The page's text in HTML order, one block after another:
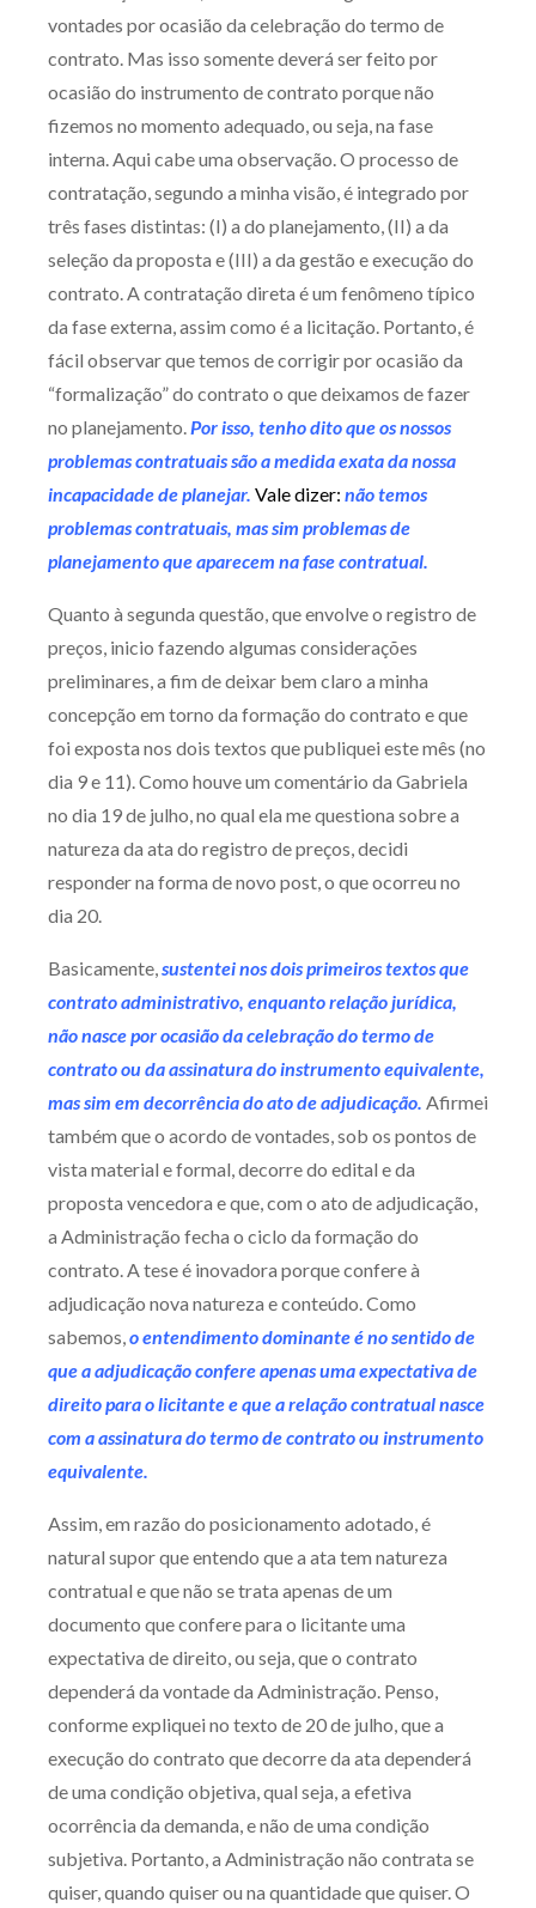
vontades por ocasião da celebração do termo de
contrato. Mas isso somente deverá ser feito por
ocasião do instrumento de contrato porque não
fizemos no momento adequado, ou seja, na fase
interna. Aqui cabe uma observação. O processo de
contratação, segundo a minha visão, é integrado por
três fases distintas: (I) a do planejamento, (II) a da
seleção da proposta e (III) a da gestão e execução do
contrato. A contratação direta é um fenômeno típico
da fase externa, assim como é a licitação. Portanto, é
fácil observar que temos de corrigir por ocasião da
“formalização” do contrato o que deixamos de fazer
no planejamento.Por isso, tenho dito que os nossos
problemas contratuais são a medida exata da nossa
incapacidade de planejar. Vale dizer: não temos
problemas contratuais, mas sim problemas de
planejamento que aparecem na fase contratual.
Quanto à segunda questão, que envolve o registro de
preços, inicio fazendo algumas considerações
preliminares, a fim de deixar bem claro a minha
concepção em torno da formação do contrato e que
foi exposta nos dois textos que publiquei este mês (no
dia 9 e 11). Como houve um comentário da Gabriela
no dia 19 de julho, no qual ela me questiona sobre a
natureza da ata do registro de preços, decidi
responder na forma de novo post, o que ocorreu no
dia 20.
Basicamente,sustentei nos dois primeiros textos que
contrato administrativo, enquanto relação jurídica,
não nasce por ocasião da celebração do termo de
contrato ou da assinatura do instrumento equivalente,
mas sim em decorrência do ato de adjudicação. Afirmei
também que o acordo de vontades, sob os pontos de
vista material e formal, decorre do edital e da
proposta vencedora e que, com o ato de adjudicação,
a Administração fecha o ciclo da formação do
contrato. A tese é inovadora porque confere à
adjudicação nova natureza e conteúdo. Como
sabemos,o entendimento dominante é no sentido de
que a adjudicação confere apenas uma expectativa de
direito para o licitante e que a relação contratual nasce
com a assinatura do termo de contrato ou instrumento
equivalente.
Assim, em razão do posicionamento adotado, é
natural supor que entendo que a ata tem natureza
contratual e que não se trata apenas de um
documento que confere para o licitante uma
expectativa de direito, ou seja, que o contrato
dependerá da vontade da Administração. Penso,
conforme expliquei no texto de 20 de julho, que a
execução do contrato que decorre da ata dependerá
de uma condição objetiva, qual seja, a efetiva
ocorrência da demanda, e não de uma condição
subjetiva. Portanto, a Administração não contrata se
quiser, quando quiser ou na quantidade que quiser. O